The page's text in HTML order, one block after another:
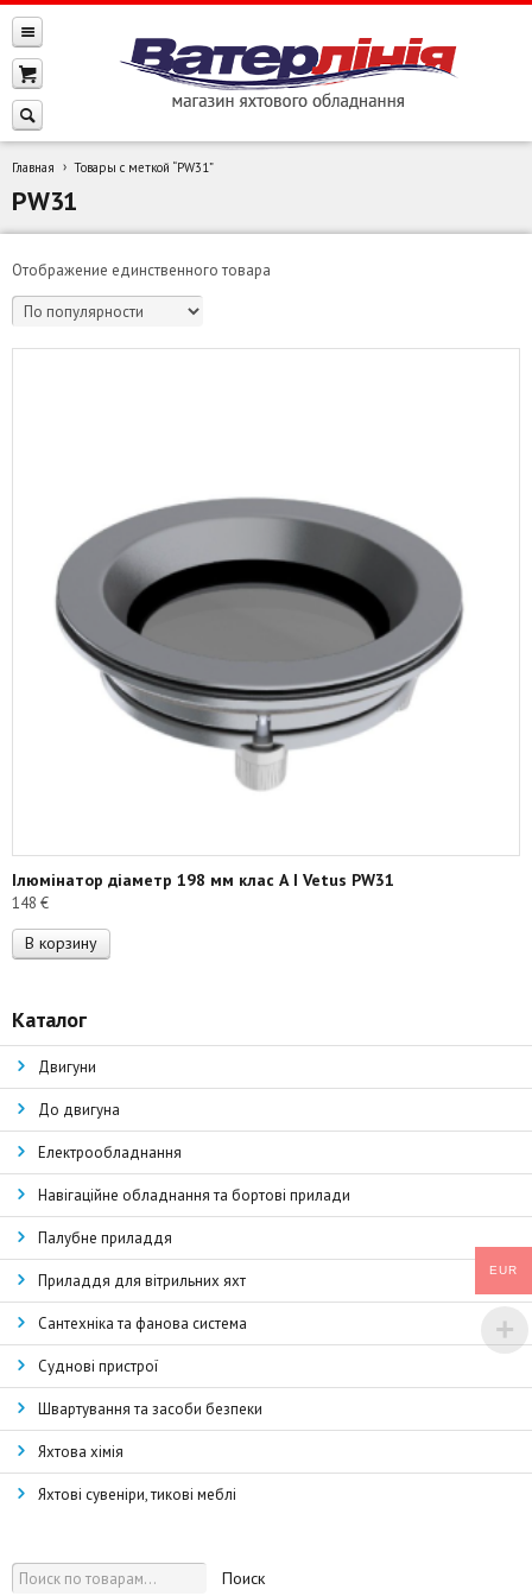
Главная Товары с меткой “PW31”
PW31
Отображение единственного товара
Ілюмінатор діаметр 198 мм клас А I Vetus PW31
148 €
В корзину
Каталог
Двигуни
До двигуна
Електрообладнання
Навігаційне обладнання та бортові прилади
Палубне приладдя
Приладдя для вітрильних яхт
Сантехніка та фанова система
Суднові пристрої
Швартування та засоби безпеки
Яхтова хімія
Яхтові сувеніри, тикові меблі
Поиск
EUR